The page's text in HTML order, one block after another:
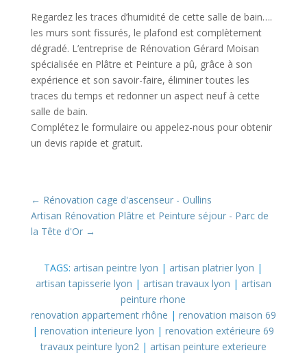
Regardez les traces d’humidité de cette salle de bain….
les murs sont fissurés, le plafond est complètement
dégradé. L’entreprise de Rénovation Gérard Moisan
spécialisée en Plâtre et Peinture a pû, grâce à son
expérience et son savoir-faire, éliminer toutes les
traces du temps et redonner un aspect neuf à cette
salle de bain.
Complétez le formulaire ou appelez-nous pour obtenir
un devis rapide et gratuit.
← Rénovation cage d'ascenseur - Oullins
Artisan Rénovation Plâtre et Peinture séjour - Parc de
la Tête d'Or→
TAGS: artisan peintre lyon | artisan platrier lyon |
artisan tapisserie lyon | artisan travaux lyon | artisan
peinture rhone
renovation appartement rhône | renovation maison 69
|renovation interieure lyon |renovation extérieure 69
travaux peinture lyon2| artisan peinture exterieure